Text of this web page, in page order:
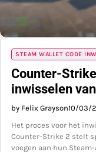
STEAM WALLET CODE
Counter-
inwisselen
by Felix Grayson10/03/
Het proces voor het
Counter-Strike 2 stelt
voegen aan hun